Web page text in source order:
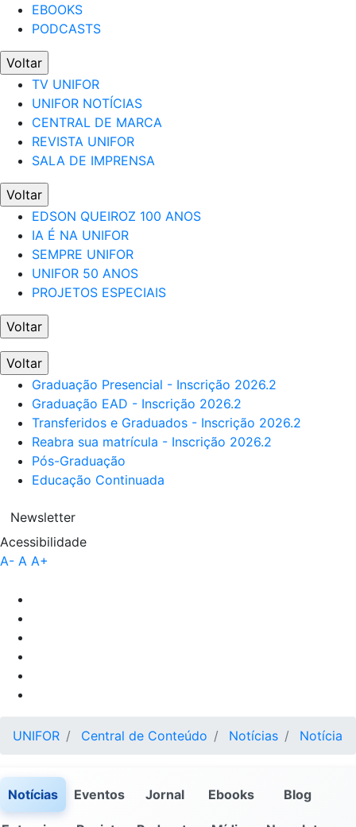
EBOOKS
PODCASTS
Voltar
TV UNIFOR
UNIFOR NOTÍCIAS
CENTRAL DE MARCA
REVISTA UNIFOR
SALA DE IMPRENSA
Voltar
EDSON QUEIROZ 100 ANOS
IA É NA UNIFOR
SEMPRE UNIFOR
UNIFOR 50 ANOS
PROJETOS ESPECIAIS
Voltar
Voltar
Graduação Presencial - Inscrição 2026.2
Graduação EAD - Inscrição 2026.2
Transferidos e Graduados - Inscrição 2026.2
Reabra sua matrícula - Inscrição 2026.2
Pós-Graduação
Educação Continuada
Newsletter
Acessibilidade
A- A A+
UNIFOR Central de Conteúdo Notícias Notícia
Notícias Eventos Jornal Ebooks Blog